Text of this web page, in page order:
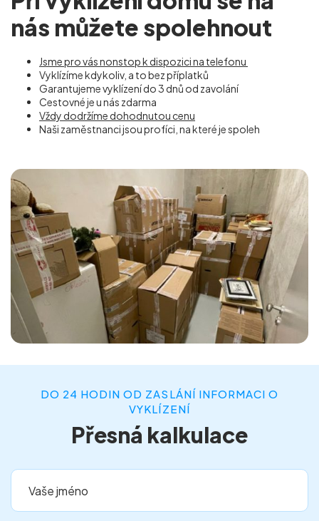
nás můžete spolehnout
Jsme pro vás nonstop k dispozici na telefonu
Vyklízíme kdykoliv, a to bez příplatků
Garantujeme vyklízení do 3 dnů od zavolání
Cestovné je u nás zdarma
Vždy dodržíme dohodnutou cenu
Naši zaměstnanci jsou profíci, na které je spoleh
DO 24 HODIN OD ZASLÁNÍ INFORMACI O
VYKLÍZENÍ
Přesná kalkulace
Vaše jméno